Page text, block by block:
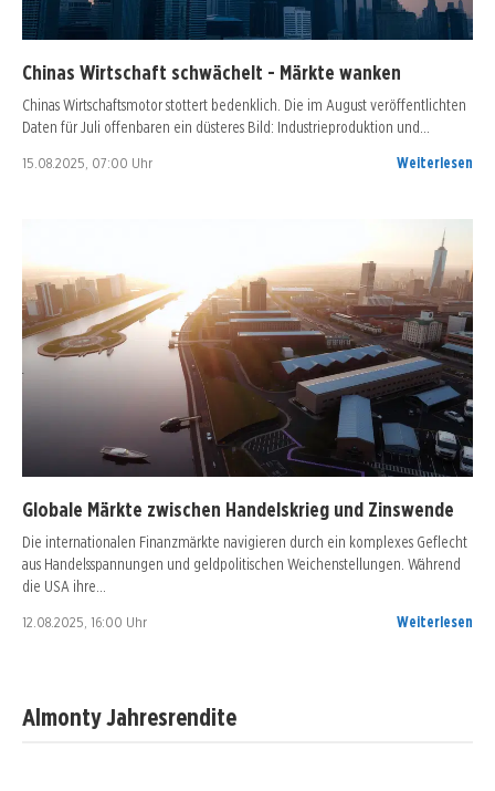
Chinas Wirtschaft schwächelt - Märkte wanken
Chinas Wirtschaftsmotor stottert bedenklich. Die im August veröffentlichten
Daten für Juli offenbaren ein düsteres Bild: Industrieproduktion und…
15.08.2025, 07:00 Uhr Weiterlesen
Globale Märkte zwischen Handelskrieg und Zinswende
Die internationalen Finanzmärkte navigieren durch ein komplexes Geflecht
aus Handelsspannungen und geldpolitischen Weichenstellungen. Während
die USA ihre…
12.08.2025, 16:00 Uhr Weiterlesen
Almonty Jahresrendite